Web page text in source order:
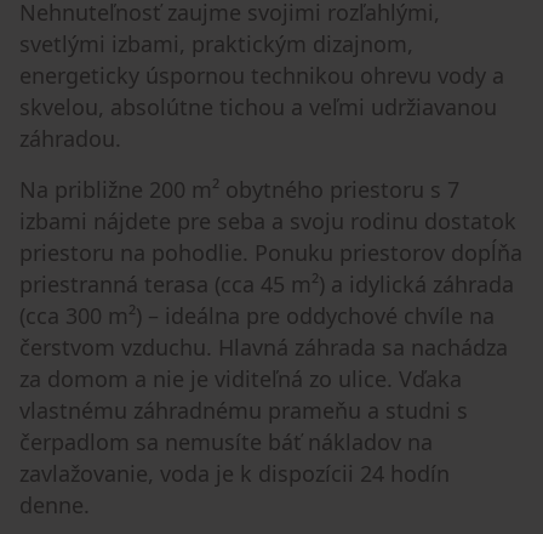
Nehnuteľnosť zaujme svojimi rozľahlými,
svetlými izbami, praktickým dizajnom,
energeticky úspornou technikou ohrevu vody a
skvelou, absolútne tichou a veľmi udržiavanou
záhradou.
Na približne 200 m² obytného priestoru s 7
izbami nájdete pre seba a svoju rodinu dostatok
priestoru na pohodlie. Ponuku priestorov dopĺňa
priestranná terasa (cca 45 m²) a idylická záhrada
(cca 300 m²) – ideálna pre oddychové chvíle na
čerstvom vzduchu. Hlavná záhrada sa nachádza
za domom a nie je viditeľná zo ulice. Vďaka
vlastnému záhradnému prameňu a studni s
čerpadlom sa nemusíte báť nákladov na
zavlažovanie, voda je k dispozícii 24 hodín
denne.